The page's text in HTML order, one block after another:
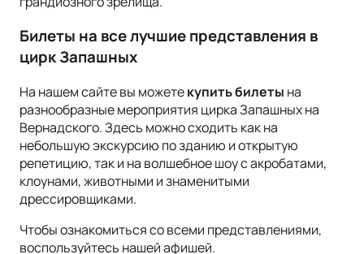
Билеты на все лучшие представления в
цирк Запашных
На нашем сайте вы можетекупить билеты на
разнообразные мероприятия цирка Запашных на
Вернадского. Здесь можно сходить как на
небольшую экскурсию по зданию и открытую
репетицию, так и на волшебное шоу с акробатами,
клоунами, животными и знаменитыми
дрессировщиками.
Чтобы ознакомиться со всеми представлениями,
воспользуйтесь нашей афишей.